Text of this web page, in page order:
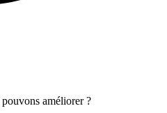
améliorer ?